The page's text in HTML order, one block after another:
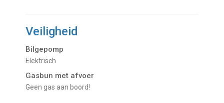
Veiligheid
Bilgepomp
Elektrisch
Gasbun met afvoer
Geen gas aan boord!